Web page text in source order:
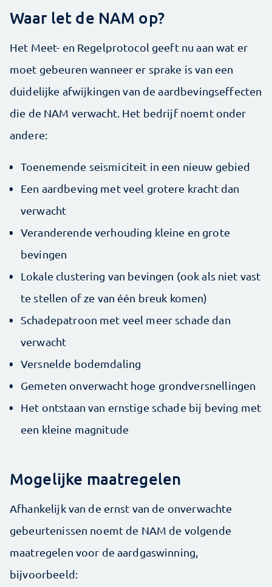
Waar let de NAM op?
Het Meet- en Regelprotocol geeft nu aan wat er
moet gebeuren wanneer er sprake is van een
duidelijke afwijkingen van de aardbevingseffecten
die de NAM verwacht. Het bedrijf noemt onder
andere:
Toenemende seismiciteit in een nieuw gebied
Een aardbeving met veel grotere kracht dan
verwacht
Veranderende verhouding kleine en grote
bevingen
Lokale clustering van bevingen (ook als niet vast
te stellen of ze van één breuk komen)
Schadepatroon met veel meer schade dan
verwacht
Versnelde bodemdaling
Gemeten onverwacht hoge grondversnellingen
Het ontstaan van ernstige schade bij beving met
een kleine magnitude
Mogelijke maatregelen
Afhankelijk van de ernst van de onverwachte
gebeurtenissen noemt de NAM de volgende
maatregelen voor de aardgaswinning,
bijvoorbeeld: